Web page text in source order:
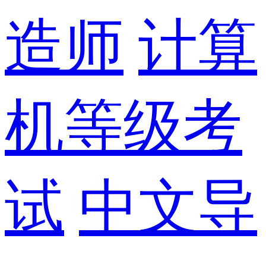
造师 计算
机等级考
试 中文导